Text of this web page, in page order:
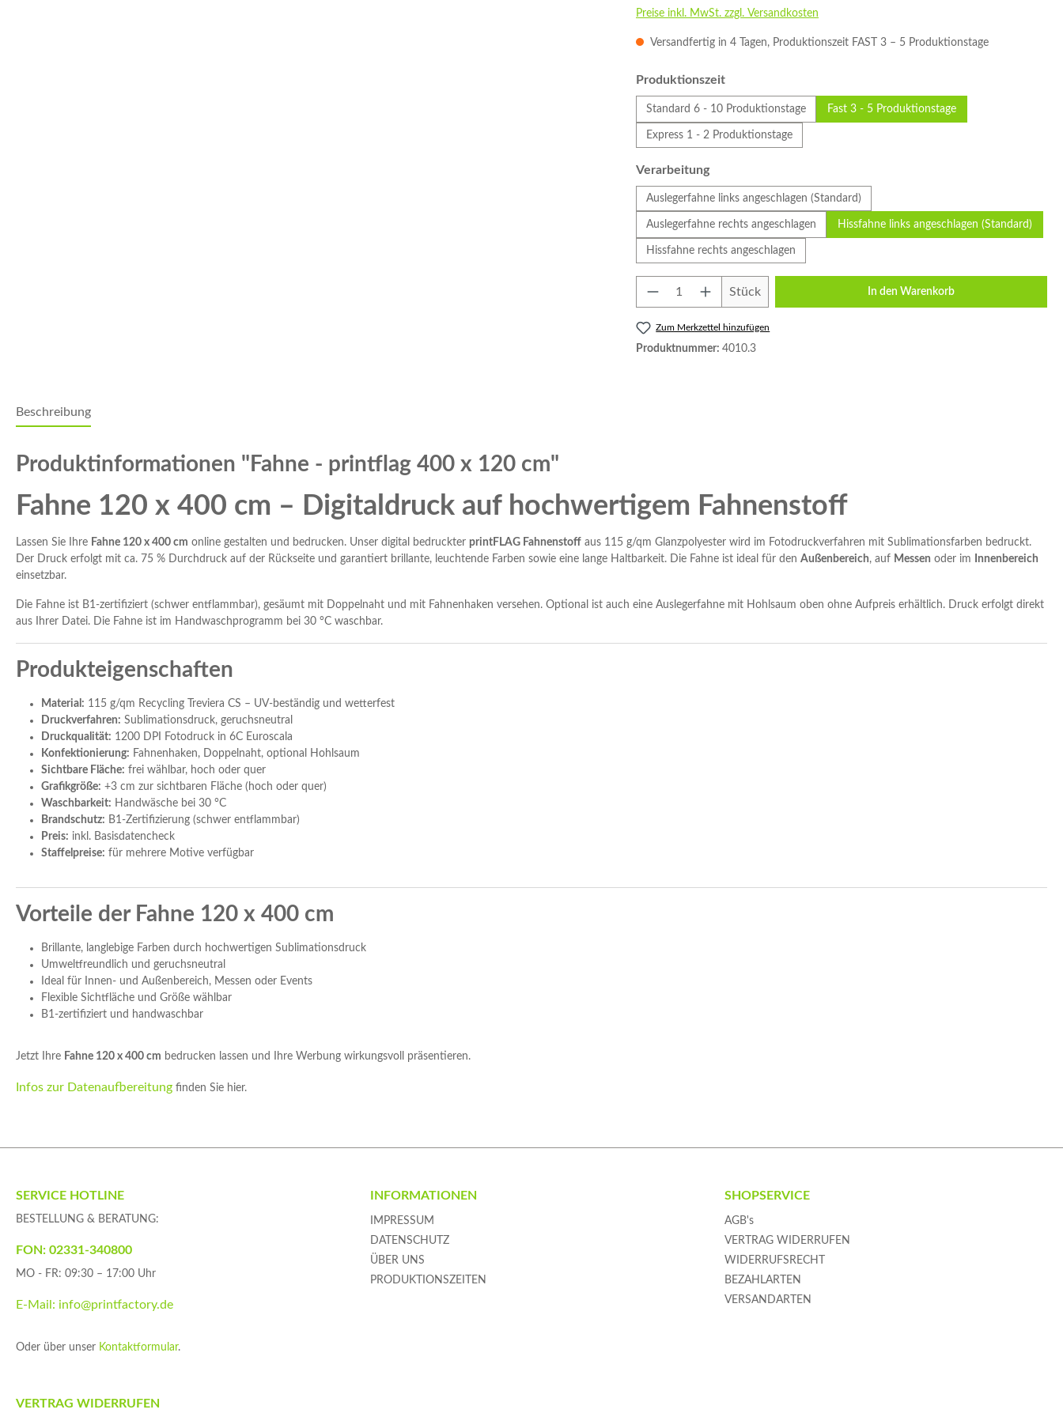
Preise inkl. MwSt. zzgl. Versandkosten
Versandfertig in 4 Tagen, Produktionszeit FAST 3 – 5 Produktionstage
Produktionszeitauswählen
Standard 6 - 10 Produktionstage Fast 3 - 5 Produktionstage
Express 1 - 2 Produktionstage
Verarbeitungauswählen
Auslegerfahne links angeschlagen (Standard)
Auslegerfahne rechts angeschlagen Hissfahne links angeschlagen (Standard)
Hissfahne rechts angeschlagen
Produkt Anzahl: Gib den gewünschten Wert ein
Stück In den Warenkorb
Zum Merkzettel hinzufügen
Produktnummer: 4010.3
Beschreibung
Produktinformationen "Fahne - printflag 400 x 120 cm"
Fahne 120 x 400 cm – Digitaldruck auf hochwertigem Fahnenstoff
Lassen Sie Ihre Fahne 120 x 400 cm online gestalten und bedrucken. Unser digital bedruckter printFLAG Fahnenstoff aus 115 g/qm Glanzpolyester wird im Fotodruckverfahren mit Sublimationsfarben bedruckt.
Der Druck erfolgt mit ca. 75 % Durchdruck auf der Rückseite und garantiert brillante, leuchtende Farben sowie eine lange Haltbarkeit. Die Fahne ist ideal für den Außenbereich, auf Messen oder im
Innenbereich
einsetzbar.
Die Fahne ist B1-zertifiziert (schwer entflammbar), gesäumt mit Doppelnaht und mit Fahnenhaken versehen. Optional ist auch eine Auslegerfahne mit Hohlsaum oben ohne Aufpreis erhältlich. Druck erfolgt direkt
aus Ihrer Datei. Die Fahne ist im Handwaschprogramm bei 30 °C waschbar.
Produkteigenschaften
Material: 115 g/qm Recycling Treviera CS – UV-beständig und wetterfest
Druckverfahren: Sublimationsdruck, geruchsneutral
Druckqualität: 1200 DPI Fotodruck in 6C Euroscala
Konfektionierung: Fahnenhaken, Doppelnaht, optional Hohlsaum
Sichtbare Fläche: frei wählbar, hoch oder quer
Grafikgröße: +3 cm zur sichtbaren Fläche (hoch oder quer)
Waschbarkeit: Handwäsche bei 30 °C
Brandschutz: B1-Zertifizierung (schwer entflammbar)
Preis: inkl. Basisdatencheck
Staffelpreise: für mehrere Motive verfügbar
Vorteile der Fahne 120 x 400 cm
Brillante, langlebige Farben durch hochwertigen Sublimationsdruck
Umweltfreundlich und geruchsneutral
Ideal für Innen- und Außenbereich, Messen oder Events
Flexible Sichtfläche und Größe wählbar
B1-zertifiziert und handwaschbar
Jetzt Ihre Fahne 120 x 400 cm bedrucken lassen und Ihre Werbung wirkungsvoll präsentieren.
Infos zur Datenaufbereitung finden Sie hier.
SERVICE HOTLINE
BESTELLUNG & BERATUNG:
FON: 02331-340800
MO - FR: 09:30 – 17:00 Uhr
E-Mail: info@printfactory.de
Oder über unser Kontaktformular.
INFORMATIONEN
IMPRESSUM
DATENSCHUTZ
ÜBER UNS
PRODUKTIONSZEITEN
SHOPSERVICE
AGB's
VERTRAG WIDERRUFEN
WIDERRUFSRECHT
BEZAHLARTEN
VERSANDARTEN
VERTRAG WIDERRUFEN